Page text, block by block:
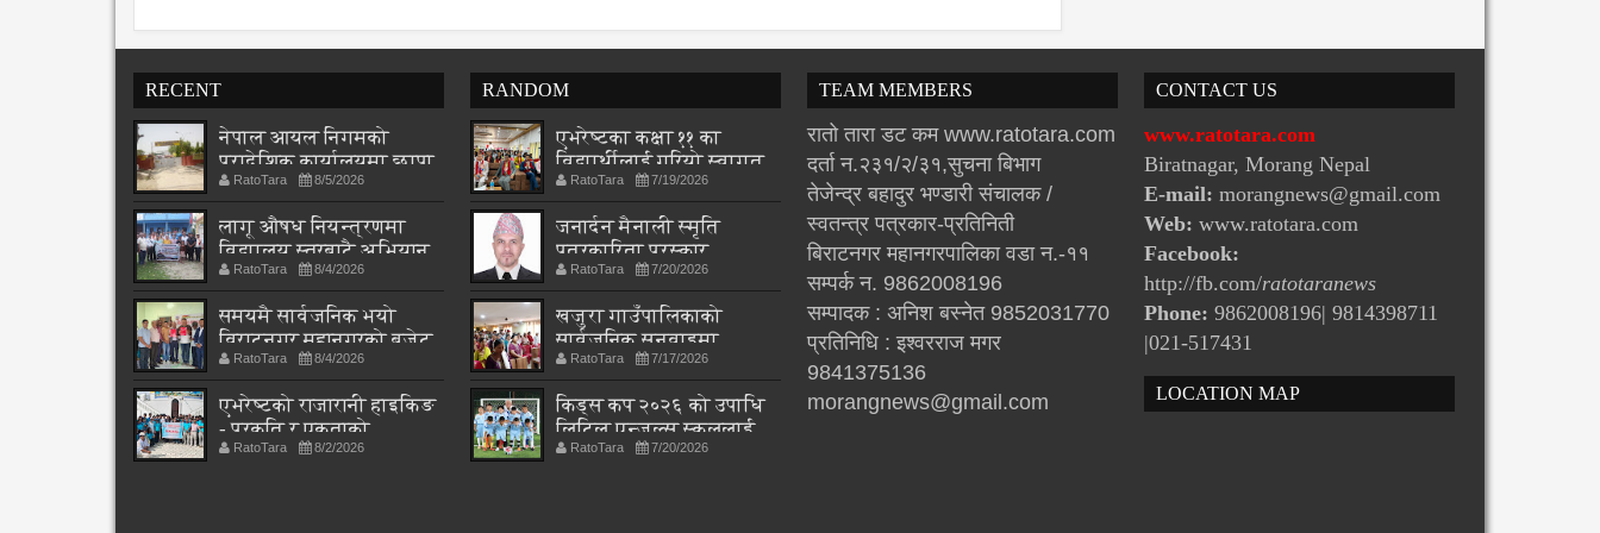
RECENT
नेपाल आयल निगमको
प्रादेशिक कार्यालयमा छापा
RatoTara 8/5/2026
लागू औषध नियन्त्रणमा
विद्यालय स्तरबाटै अभियान
शुरुRatoTara 8/4/2026
समयमै सार्वजनिक भयो
विराटनगर महानगरको बजेट
पुस्तिका, कार्यान्वयन
प्रक्रिया पनि सुरु
RatoTara 8/4/2026
एभरेष्टको राजारानी हाइकिङ
- प्रकृति र एकताको
पाठशाला
RatoTara 8/2/2026
RANDOM
एभरेष्टका कक्षा ११ का
विद्यार्थीलाई गरियो स्वागत
RatoTara 7/19/2026
जनार्दन मैनाली स्मृति
पत्रकारिता पुरस्कार
थपलियालाई
RatoTara 7/20/2026
खजुरा गाउँपालिकाको
सार्वजनिक सुनुवाइमा
नागरिकका प्रश्न
RatoTara 7/17/2026
किड्स कप २०२६ को उपाधि
लिटिल एन्जल्स स्कुललाई
RatoTara 7/20/2026
TEAM MEMBERS
रातो तारा डट कम www.ratotara.com
दर्ता न.२३१/२/३१,सुचना बिभाग
तेजेन्द्र बहादुर भण्डारी संचालक /
स्वतन्त्र पत्रकार-प्रतिनिती
बिराटनगर महानगरपालिका वडा न.-११
सम्पर्क न. 9862008196
सम्पादक : अनिश बस्नेत 9852031770
प्रतिनिधि : इश्वरराज मगर
9841375136
morangnews@gmail.com
CONTACT US
www.ratotara.com
Biratnagar, Morang Nepal
E-mail: morangnews@gmail.com
Web: www.ratotara.com
Facebook:
http://fb.com/ratotaranews
Phone:9862008196| 9814398711
|021-517431
LOCATION MAP